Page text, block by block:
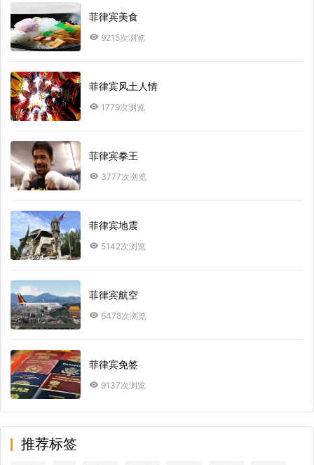
菲律宾美食
9215次浏览
菲律宾风土人情
1779次浏览
菲律宾拳王
3777次浏览
菲律宾地震
5142次浏览
菲律宾航空
6478次浏览
菲律宾免签
9137次浏览
推荐标签